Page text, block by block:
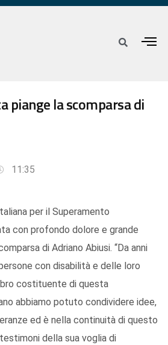
piange la scomparsa di
11:35
per il Superamento
con profondo dolore e grande
di Adriano Abiusi. “Da anni
con disabilità e delle loro
costituente di questa
abbiamo potuto condividere idee,
ed è nella continuità di questo
della sua voglia di